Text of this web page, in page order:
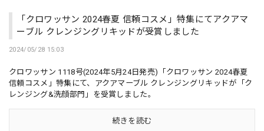
「クロワッサン 2024春夏 信頼コスメ」特集にてアクアマ
ーブル クレンジングリキッドが受賞しました
2024/05/28 15:03
クロワッサン 1118号(2024年5月24日発売)「クロワッサン 2024春夏
信頼コスメ」特集にて、アクアマーブル クレンジングリキッドが「ク
レンジング&洗顔部門」を受賞しました。
続きを読む